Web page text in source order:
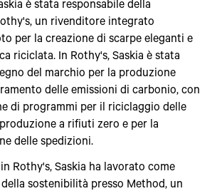
è stata responsabile della
un rivenditore integrato
per la creazione di scarpe eleganti e
riciclata. In Rothy's, Saskia è stata
del marchio per la produzione
delle emissioni di carbonio, con
di programmi per il riciclaggio delle
a rifiuti zero e per la
delle spedizioni.
Rothy's, Saskia ha lavorato come
sostenibilità presso Method, un